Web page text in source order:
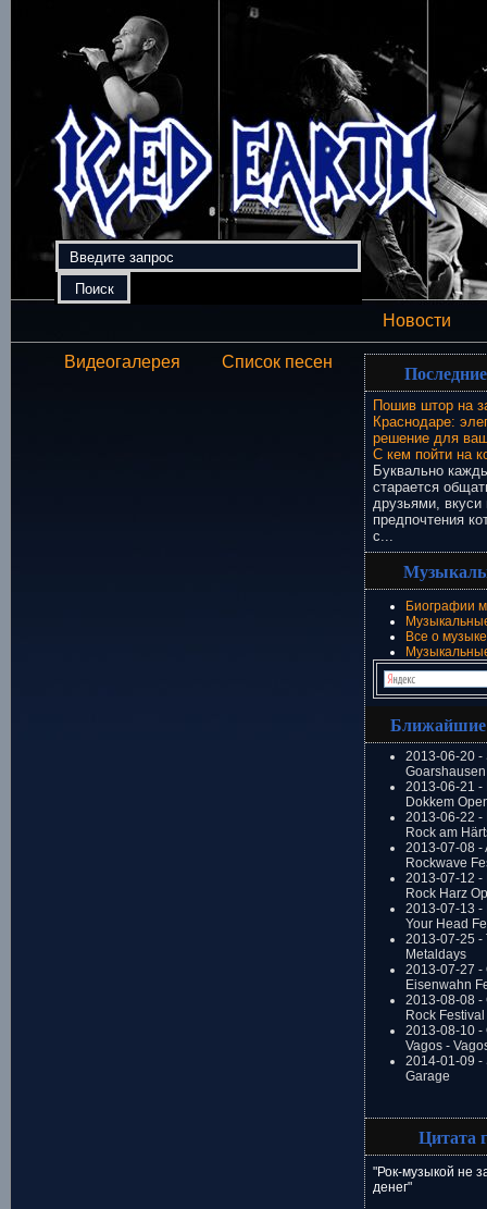
Новости
Видеогалерея Список песен
Пошив штор на
Краснодаре:
решение для
С кем пойти на
Буквально
старается
друзьями, вкуси
предпочтения
с...
Биографии
Все о музыке
2013-06-20 -
2013-06-21 -
Dokkem
2013-06-22 -
Rock am
2013-07-08 -
Rockwave
2013-07-12 -
Rock Harz
2013-07-13 -
Your Head
2013-07-25 -
Metaldays
2013-07-27 -
Eisenwahn
2013-08-08 -
Rock Festival
2013-08-10 -
Vagos -
2014-01-09 -
Garage
Цитата
"Рок-музыкой не
денег"